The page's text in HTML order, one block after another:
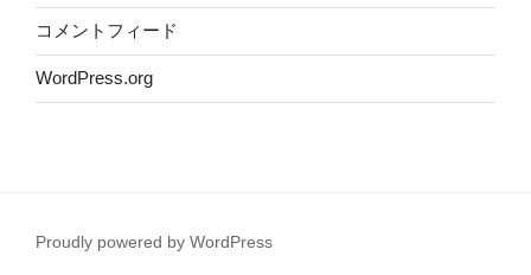
コメントフィード
WordPress.org
Proudly powered by WordPress